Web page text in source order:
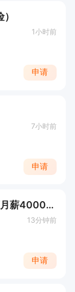
1小时前
申请
7小时前
申请
八一店食品店员（7个小时每班/月薪4000+）
13分钟前
申请